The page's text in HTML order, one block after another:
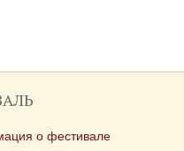
о фестивале